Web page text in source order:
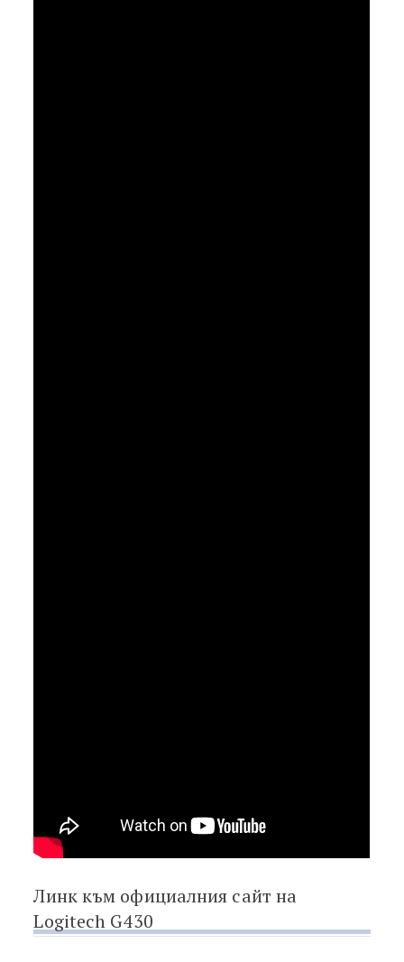
Линк към официалния сайт на
Logitech G430